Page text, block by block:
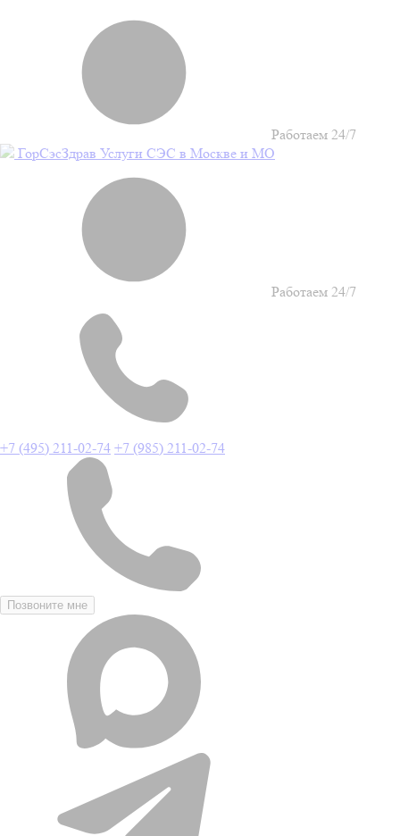
Работаем 24/7
ГорСэсЗдрав Услуги СЭС в Москве и МО
Работаем 24/7
+7 (495) 211-02-74 +7 (985) 211-02-74
Позвоните мне